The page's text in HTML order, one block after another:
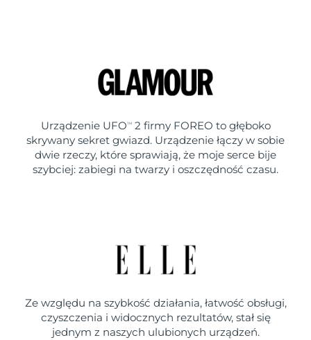
Urządzenie UFO TM2 firmy FOREO to głęboko
skrywany sekret gwiazd. Urządzenie łączy w sobie
dwie rzeczy, które sprawiają, że moje serce bije
szybciej: zabiegi na twarzy i oszczędność czasu.
Ze względu na szybkość działania, łatwość obsługi,
czyszczenia i widocznych rezultatów, stał się
jednym z naszych ulubionych urządzeń.